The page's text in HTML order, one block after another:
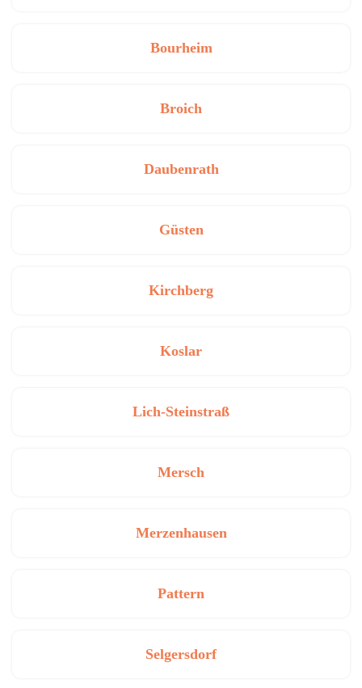
Bourheim
Broich
Daubenrath
Güsten
Kirchberg
Koslar
Lich-Steinstraß
Mersch
Merzenhausen
Pattern
Selgersdorf